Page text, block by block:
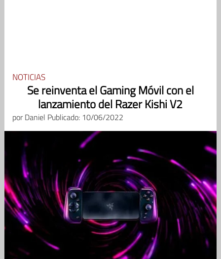
NOTICIAS
Se reinventa el Gaming Móvil con el
lanzamiento del Razer Kishi V2
porDaniel Publicado: 10/06/2022